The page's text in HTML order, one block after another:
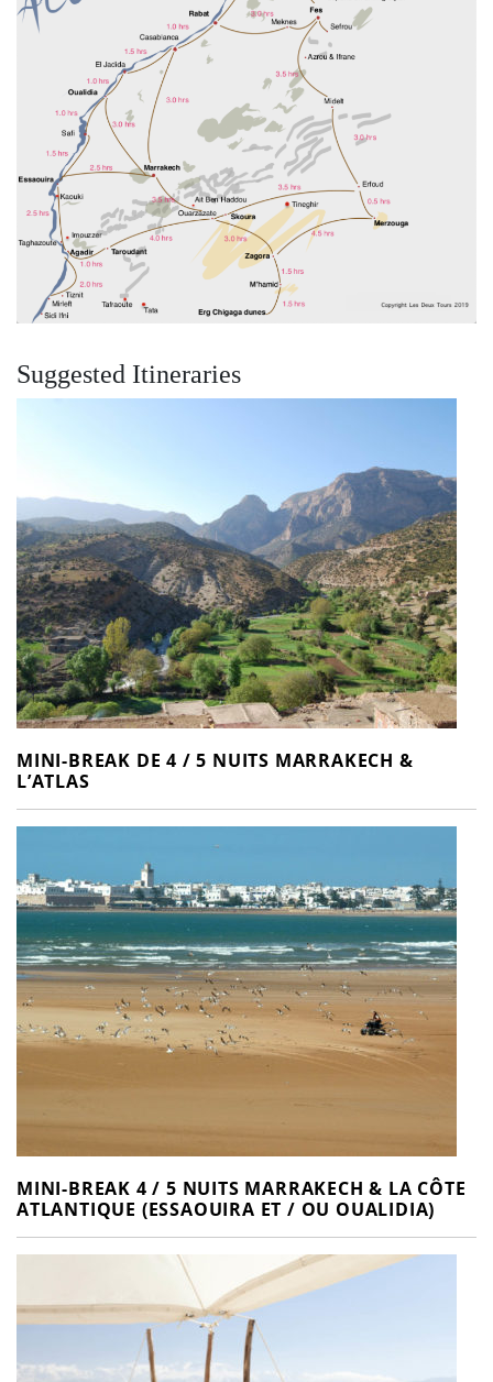
Suggested Itineraries
MINI-BREAK DE 4 / 5 NUITS MARRAKECH &
L’ATLAS
MINI-BREAK 4 / 5 NUITS MARRAKECH & LA CÔTE
ATLANTIQUE (ESSAOUIRA ET / OU OUALIDIA)